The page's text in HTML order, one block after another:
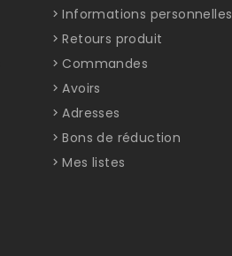
Informations personnelles
Retours produit
Commandes
Avoirs
Adresses
Bons de réduction
Mes listes